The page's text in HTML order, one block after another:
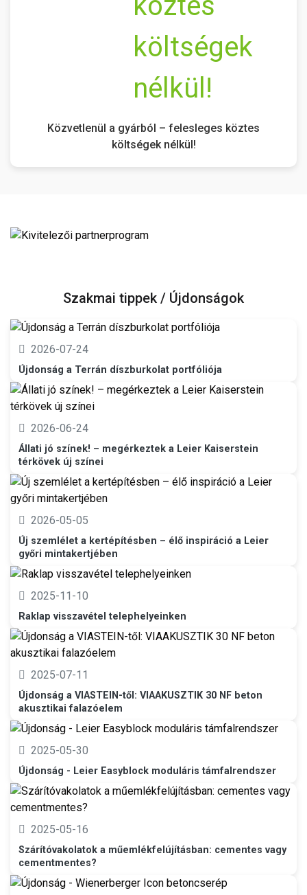
Közvetlenül a gyárból – felesleges köztes
költségek nélkül!
Szakmai tippek / Újdonságok
2026-07-24
Újdonság a Terrán díszburkolat portfóliója
2026-06-24
Állati jó színek! – megérkeztek a Leier Kaiserstein
térkövek új színei
2026-05-05
Új szemlélet a kertépítésben – élő inspiráció a Leier
győri mintakertjében
2025-11-10
Raklap visszavétel telephelyeinken
2025-07-11
Újdonság a VIASTEIN-től: VIAAKUSZTIK 30 NF beton
akusztikai falazóelem
2025-05-30
Újdonság - Leier Easyblock moduláris támfalrendszer
2025-05-16
Szárítóvakolatok a műemlékfelújításban: cementes vagy
cementmentes?